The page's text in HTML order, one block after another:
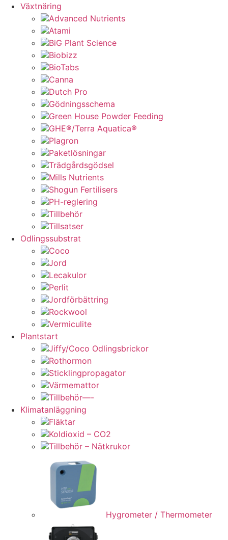
Växtnäring
Advanced Nutrients
Atami
BiG Plant Science
Biobizz
BioTabs
Canna
Dutch Pro
Gödningsschema
Green House Powder Feeding
GHE®/Terra Aquatica®
Plagron
Paketlösningar
Trädgårdsgödsel
Mills Nutrients
Shogun Fertilisers
PH-reglering
Tillbehör
Tillsatser
Odlingssubstrat
Coco
Jord
Lecakulor
Perlit
Jordförbättring
Rockwool
Vermiculite
Plantstart
Jiffy/Coco Odlingsbrickor
Rothormon
Sticklingpropagator
Värmemattor
Tillbehör—-
Klimatanläggning
Fläktar
Koldioxid – CO2
Tillbehör – Nätkrukor
Hygrometer / Thermometer